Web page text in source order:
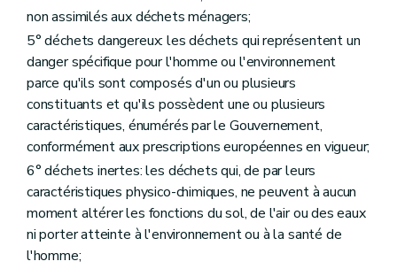
non assimilés aux déchets ménagers;
5° déchets dangereux: les déchets qui représentent un
danger spécifique pour l'homme ou l'environnement
parce qu'ils sont composés d'un ou plusieurs
constituants et qu'ils possèdent une ou plusieurs
caractéristiques, énumérés par le Gouvernement,
conformément aux prescriptions européennes en vigueur;
6° déchets inertes: les déchets qui, de par leurs
caractéristiques physico-chimiques, ne peuvent à aucun
moment altérer les fonctions du sol, de l'air ou des eaux
ni porter atteinte à l'environnement ou à la santé de
l'homme;